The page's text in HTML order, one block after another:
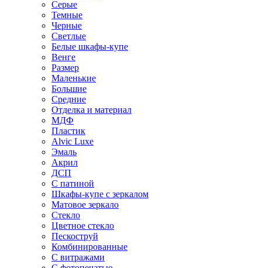
Серые
Темные
Черные
Светлые
Белые шкафы-купе
Венге
Размер
Маленькие
Большие
Средние
Отделка и материал
МДФ
Пластик
Alvic Luxe
Эмаль
Акрил
ДСП
С патиной
Шкафы-купе с зеркалом
Матовое зеркало
Стекло
Цветное стекло
Пескоструй
Комбинированные
С витражами